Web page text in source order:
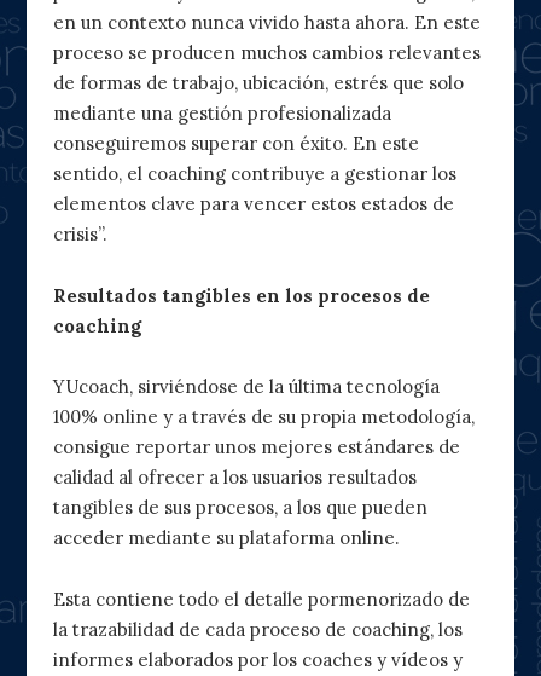
en un contexto nunca vivido hasta ahora. En este
proceso se producen muchos cambios relevantes
de formas de trabajo, ubicación, estrés que solo
mediante una gestión profesionalizada
conseguiremos superar con éxito. En este
sentido, el coaching contribuye a gestionar los
elementos clave para vencer estos estados de
crisis”.
Resultados tangibles en los procesos de
coaching
YUcoach, sirviéndose de la última tecnología
100% online y a través de su propia metodología,
consigue reportar unos mejores estándares de
calidad al ofrecer a los usuarios resultados
tangibles de sus procesos, a los que pueden
acceder mediante su plataforma online.
Esta contiene todo el detalle pormenorizado de
la trazabilidad de cada proceso de coaching, los
informes elaborados por los coaches y vídeos y